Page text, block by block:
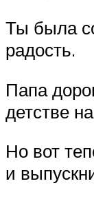
Ты была
радость.
Папа
детстве
Но вот
и